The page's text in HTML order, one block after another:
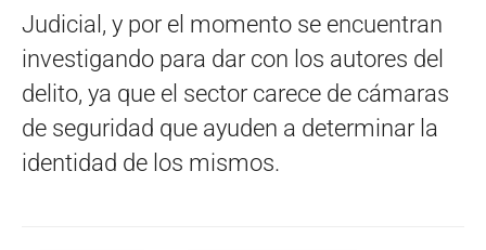
Judicial, y por el momento se encuentran
investigando para dar con los autores del
delito, ya que el sector carece de cámaras
de seguridad que ayuden a determinar la
identidad de los mismos.